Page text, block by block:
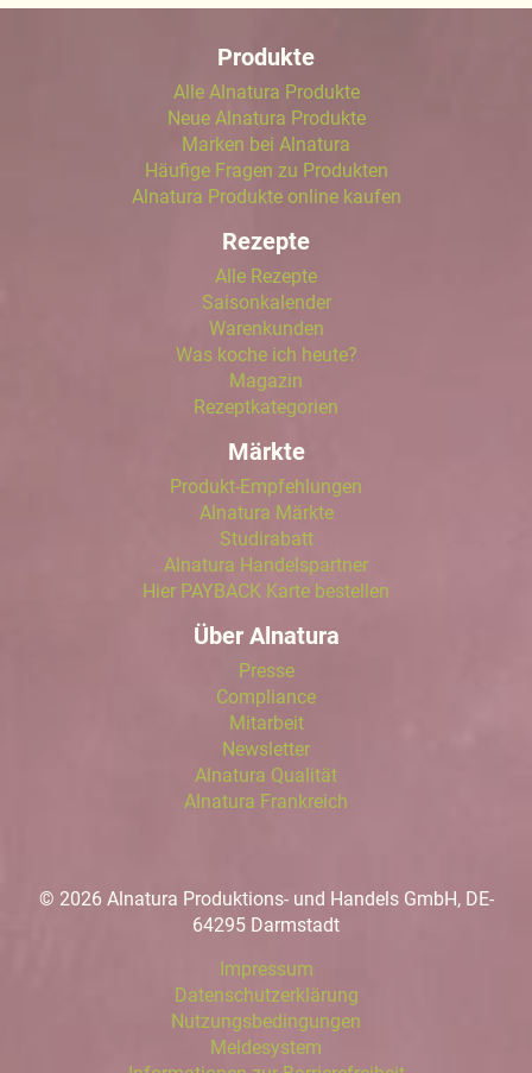
Produkte
Alle Alnatura Produkte
Neue Alnatura Produkte
Marken bei Alnatura
Häufige Fragen zu Produkten
Alnatura Produkte online kaufen
Rezepte
Alle Rezepte
Saisonkalender
Warenkunden
Was koche ich heute?
Magazin
Rezeptkategorien
Märkte
Produkt-Empfehlungen
Alnatura Märkte
Studirabatt
Alnatura Handelspartner
Hier PAYBACK Karte bestellen
Über Alnatura
Presse
Compliance
Mitarbeit
Newsletter
Alnatura Qualität
Alnatura Frankreich
© 2026 Alnatura Produktions- und Handels GmbH, DE-
64295 Darmstadt
Impressum
Datenschutzerklärung
Nutzungsbedingungen
Meldesystem